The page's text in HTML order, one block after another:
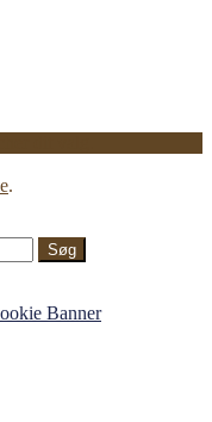
.
Søg
Banner